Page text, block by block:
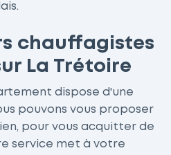
chauffagistes
La Trétoire
dispose d'une
pouvons vous proposer
pour vous acquitter de
service met à votre